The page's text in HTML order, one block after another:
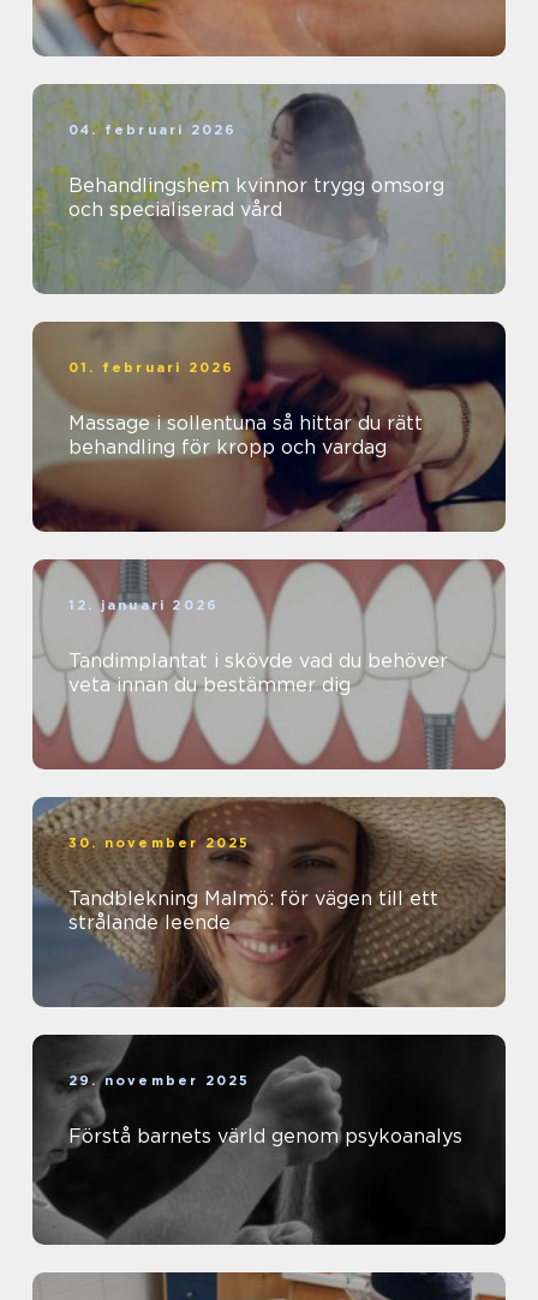
04. februari 2026
Behandlingshem kvinnor trygg omsorg
och specialiserad vård
01. februari 2026
Massage i sollentuna så hittar du rätt
behandling för kropp och vardag
12. januari 2026
Tandimplantat i skövde vad du behöver
veta innan du bestämmer dig
30. november 2025
Tandblekning Malmö: för vägen till ett
strålande leende
29. november 2025
Förstå barnets värld genom psykoanalys